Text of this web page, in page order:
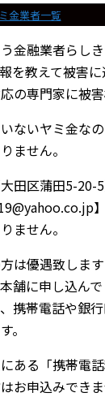
金業者一覧
金融業者らし
を教えて被害
の専門家に被害
ないヤミ金な
ません。
田区蒲田5-20-
ません。
は優遇致しま
舗に申し込ん
携帯電話や銀
。
ある「携帯電
お申込みでき